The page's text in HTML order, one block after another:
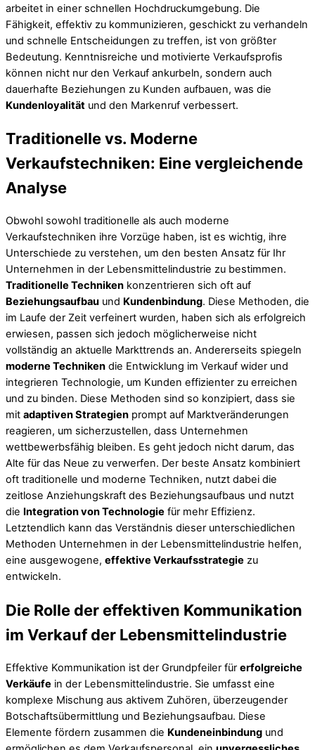
arbeitet in einer schnellen Hochdruckumgebung. Die
Fähigkeit, effektiv zu kommunizieren, geschickt zu verhandeln
und schnelle Entscheidungen zu treffen, ist von größter
Bedeutung. Kenntnisreiche und motivierte Verkaufsprofis
können nicht nur den Verkauf ankurbeln, sondern auch
dauerhafte Beziehungen zu Kunden aufbauen, was die
Kundenloyalität und den Markenruf verbessert.
Traditionelle vs. Moderne
Verkaufstechniken: Eine vergleichende
Analyse
Obwohl sowohl traditionelle als auch moderne
Verkaufstechniken ihre Vorzüge haben, ist es wichtig, ihre
Unterschiede zu verstehen, um den besten Ansatz für Ihr
Unternehmen in der Lebensmittelindustrie zu bestimmen.
Traditionelle Techniken konzentrieren sich oft auf
Beziehungsaufbau und Kundenbindung. Diese Methoden, die
im Laufe der Zeit verfeinert wurden, haben sich als erfolgreich
erwiesen, passen sich jedoch möglicherweise nicht
vollständig an aktuelle Markttrends an. Andererseits spiegeln
moderne Techniken die Entwicklung im Verkauf wider und
integrieren Technologie, um Kunden effizienter zu erreichen
und zu binden. Diese Methoden sind so konzipiert, dass sie
mit adaptiven Strategien prompt auf Marktveränderungen
reagieren, um sicherzustellen, dass Unternehmen
wettbewerbsfähig bleiben. Es geht jedoch nicht darum, das
Alte für das Neue zu verwerfen. Der beste Ansatz kombiniert
oft traditionelle und moderne Techniken, nutzt dabei die
zeitlose Anziehungskraft des Beziehungsaufbaus und nutzt
die Integration von Technologie für mehr Effizienz.
Letztendlich kann das Verständnis dieser unterschiedlichen
Methoden Unternehmen in der Lebensmittelindustrie helfen,
eine ausgewogene, effektive Verkaufsstrategie zu
entwickeln.
Die Rolle der effektiven Kommunikation
im Verkauf der Lebensmittelindustrie
Effektive Kommunikation ist der Grundpfeiler für erfolgreiche
Verkäufe in der Lebensmittelindustrie. Sie umfasst eine
komplexe Mischung aus aktivem Zuhören, überzeugender
Botschaftsübermittlung und Beziehungsaufbau. Diese
Elemente fördern zusammen die Kundeneinbindung und